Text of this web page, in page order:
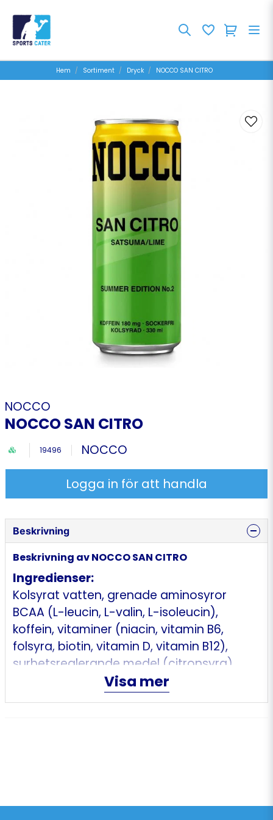
Hem Sortiment Dryck NOCCO SAN CITRO
NOCCO
NOCCO SAN CITRO
19496 NOCCO
Logga in för att handla
Beskrivning
Beskrivning av NOCCO SAN CITRO
Ingredienser:
Kolsyrat vatten, grenade aminosyror
BCAA (L-leucin, L-valin, L-isoleucin),
koffein, vitaminer (niacin, vitamin B6,
folsyra, biotin, vitamin D, vitamin B12),
surhetsreglerande medel (citronsyra),
aromer, sötningsmedel (sukralos).
Visa mer